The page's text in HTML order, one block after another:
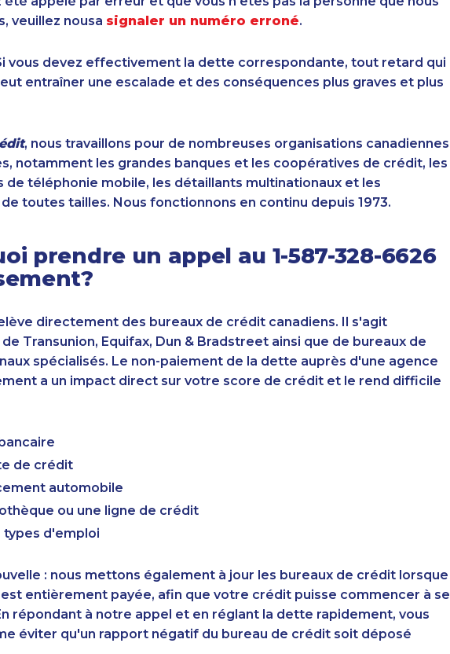
veuillez nousa signaler un numéro erroné.
vous devez effectivement la dette correspondante, tout retard qui
entraîner une escalade et des conséquences plus graves et plus
, nous travaillons pour de nombreuses organisations canadiennes
notamment les grandes banques et les coopératives de crédit, les
de téléphonie mobile, les détaillants multinationaux et les
toutes tailles. Nous fonctionnons en continu depuis 1973.
prendre un appel au 1-587-328-6626
directement des bureaux de crédit canadiens. Il s'agit
Transunion, Equifax, Dun & Bradstreet ainsi que de bureaux de
spécialisés. Le non-paiement de la dette auprès d'une agence
a un impact direct sur votre score de crédit et le rend difficile
de crédit
automobile
ou une ligne de crédit
types d'emploi
: nous mettons également à jour les bureaux de crédit lorsque
entièrement payée, afin que votre crédit puisse commencer à se
répondant à notre appel et en réglant la dette rapidement, vous
éviter qu'un rapport négatif du bureau de crédit soit déposé